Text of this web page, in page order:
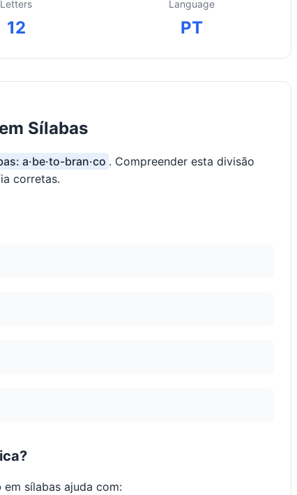
Letters
12
Language
PT
Sílabas
a·be·to-bran·co . Compreender esta divisão
corretas.
em sílabas ajuda com: